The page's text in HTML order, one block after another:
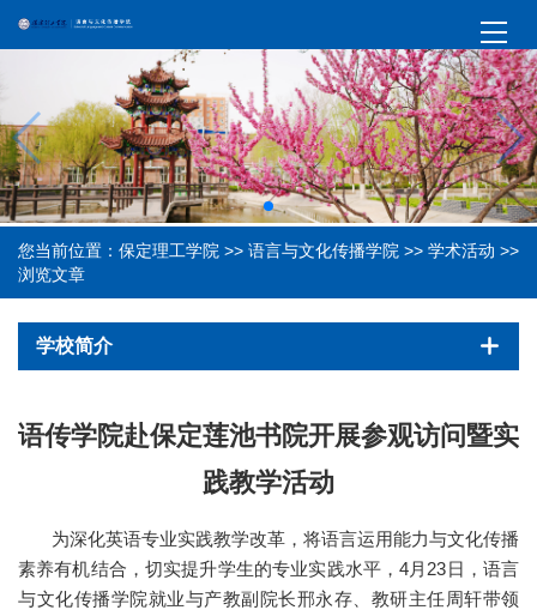
您当前位置： 保定理工学院 >> 语言与文化传播学院 >> 学术活动 >>
浏览文章
学校简介
语传学院赴保定莲池书院开展参观访问暨实
践教学活动
为深化英语专业实践教学改革，将语言运用能力与文化传播
素养有机结合，切实提升学生的专业实践水平，4月23日，语言
与文化传播学院就业与产教副院长邢永存、教研主任周轩带领